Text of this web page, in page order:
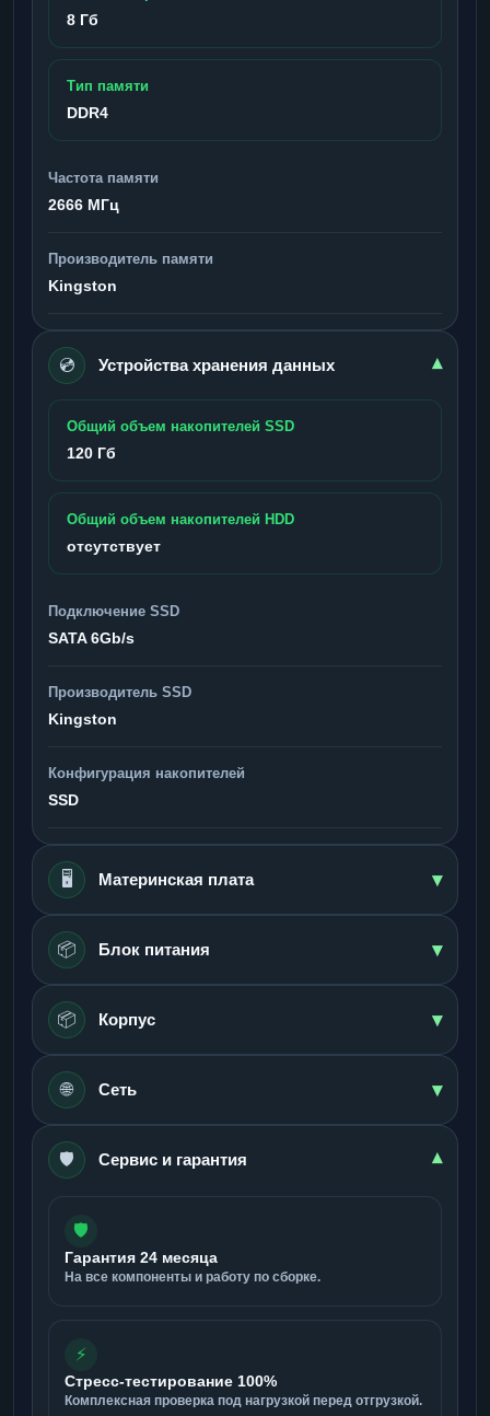
8 Гб
Тип памяти
DDR4
Частота памяти
2666 МГц
Производитель памяти
Kingston
💿 Устройства хранения данных ▾
Общий объем накопителей SSD
120 Гб
Общий объем накопителей HDD
отсутствует
Подключение SSD
SATA 6Gb/s
Производитель SSD
Kingston
Конфигурация накопителей
SSD
🖥️ Материнская плата ▾
📦 Блок питания ▾
📦 Корпус ▾
🌐 Сеть ▾
🛡️ Сервис и гарантия ▾
🛡️
Гарантия 24 месяца
На все компоненты и работу по сборке.
⚡
Стресс-тестирование 100%
Комплексная проверка под нагрузкой перед отгрузкой.